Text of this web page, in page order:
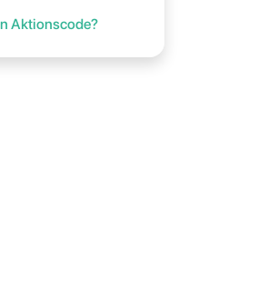
Aktionscode?